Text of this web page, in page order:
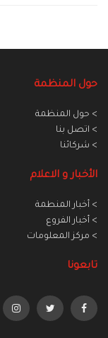
حول المنظمة
> حول المنظمة
> اتصل بنا
> شركائنا
الأخبار و الاعلام
> أخبار المنطمة
> أخبار الفروع
> مركز المعلومات
تابعونا